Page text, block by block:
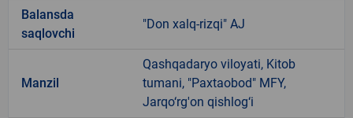
Balansda
saqlovchi
"Don xalq-rizqi" AJ
Manzil
Qashqadaryo viloyati, Kitob
tumani, "Paxtaobod" MFY,
Jarqo‘rg'on qishlog‘i